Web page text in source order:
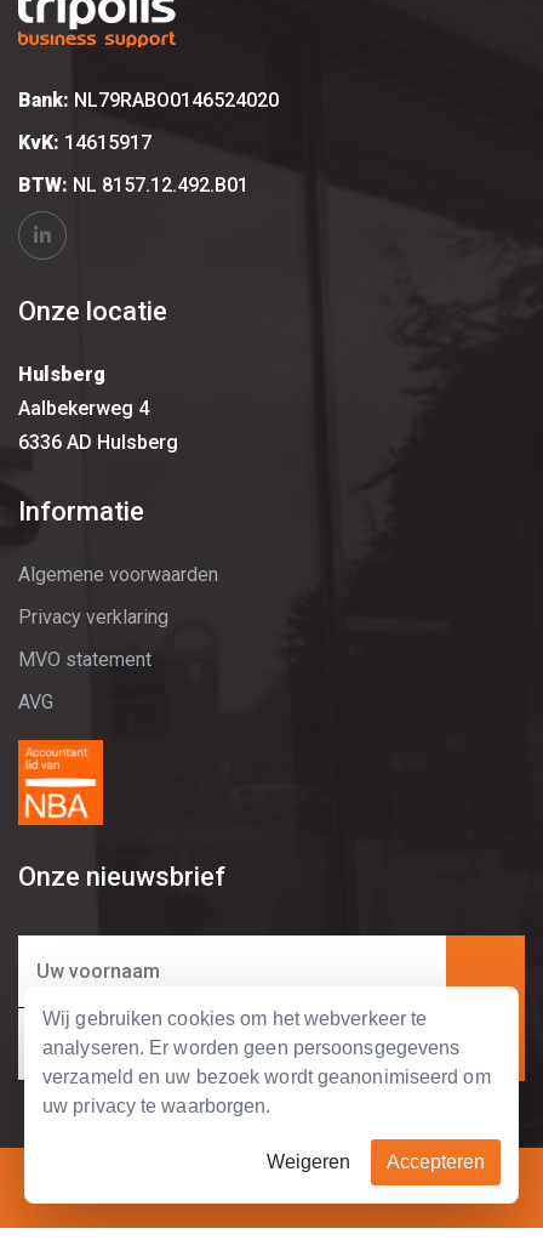
Wij gebruiken cookies om het webverkeer te
analyseren. Er worden geen persoonsgegevens
verzameld en uw bezoek wordt geanonimiseerd om
uw privacy te waarborgen.
Weigeren Accepteren
Bank: NL79RABO0146524020
KvK: 14615917
BTW: NL 8157.12.492.B01
Onze locatie
Hulsberg
Aalbekerweg 4
6336 AD Hulsberg
Informatie
Algemene voorwaarden
Privacy verklaring
MVO statement
AVG
Onze nieuwsbrief
Copyright © 2004 - 2026 Tripolis Business Support.